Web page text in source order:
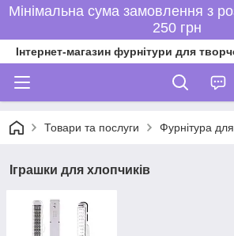
Мінімальна сума замовлення з
250 грн
Інтернет-магазин фурнітури для
Товари та послуги Фурнітура для
Іграшки для хлопчиків